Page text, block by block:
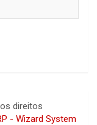
direitos
- Wizard System